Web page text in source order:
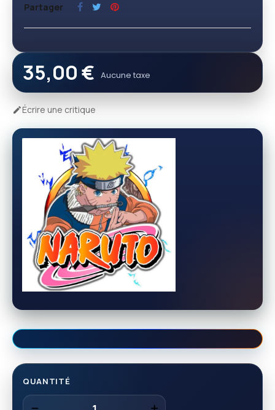
Partager
35,00 € Aucune taxe
Écrire une critique
QUANTITÉ